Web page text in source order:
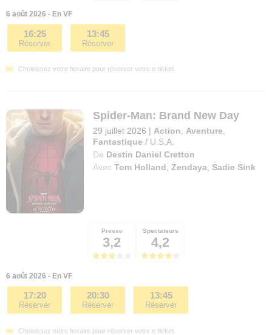
6 août 2026 - En VF
16:25
Réserver
13:45
Réserver
Choisissez votre horaire pour réserver votre e-ticket.
Spider-Man: Brand New Day
29 juillet 2026 | Action Aventure
Fantastique / U.S.A.
De Destin Daniel Cretton
Avec Tom Holland ,Zendaya ,Sadie Sink
Presse
3,2
Spectateurs
4,2
6 août 2026 - En VF
17:20
Réserver
20:30
Réserver
13:45
Réserver
Choisissez votre horaire pour réserver votre e-ticket.